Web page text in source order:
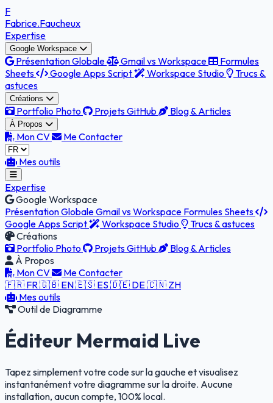
F
Fabrice.Faucheux
Expertise
Google Workspace
Présentation Globale Gmail vs Workspace
Formules
Sheets
Google Apps Script Workspace Studio
Trucs &
astuces
Créations
Portfolio Photo Projets GitHub Blog & Articles
À Propos
Mon CV Me Contacter
Mes outils
Expertise
Google Workspace
Présentation GlobaleGmail vs Workspace Formules Sheets
Google Apps Script
Workspace Studio
Trucs & astuces
Créations
Portfolio Photo
Projets GitHub
Blog & Articles
À Propos
Mon CV
Me Contacter
🇫🇷 FR🇬🇧 EN🇪🇸 ES 🇩🇪 DE🇨🇳 ZH
Mes outils
Outil de Diagramme
Éditeur Mermaid Live
Tapez simplement votre code sur la gauche et visualisez
instantanément votre diagramme sur la droite. Aucune
installation, aucun compte, 100% local.